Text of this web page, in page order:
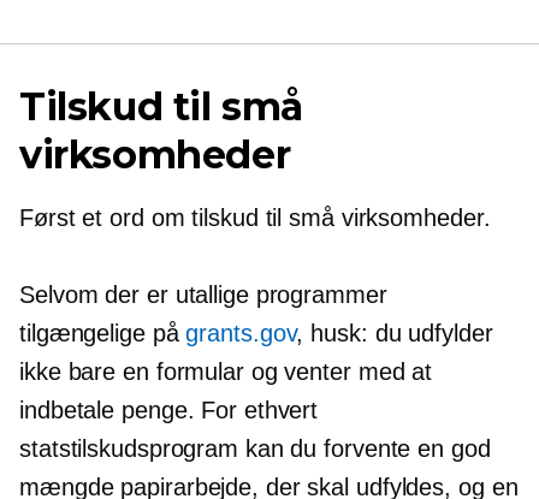
Tilskud til små
virksomheder
Først et ord om tilskud til små virksomheder.
Selvom der er utallige programmer
tilgængelige pågrants.gov, husk: du udfylder
ikke bare en formular og venter med at
indbetale penge. For ethvert
statstilskudsprogram kan du forvente en god
mængde papirarbejde, der skal udfyldes, og en